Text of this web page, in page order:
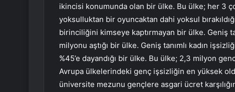
ikincisi konumunda olan bir ülke. Bu ülke; her 3
yoksulluktan bir oyuncaktan dahi yoksul
birinciliğini kimseye kaptırmayan bir ülke. Geniş
milyonu aştığı bir ülke. Geniş tanımlı kadın
%45’e dayandığı bir ülke. Bu ülke; 2,3 milyon
Avrupa ülkelerindeki genç işsizliğin en yüksek
üniversite mezunu gençlere asgari ücret